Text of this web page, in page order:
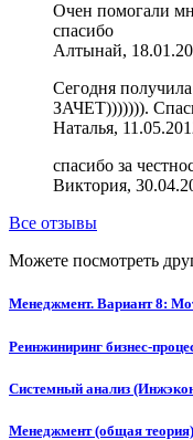
Очен помогали
спасибо
Алтынай,
Сегодня
ЗАЧЕТ))))))).
Наталья,
спасибо за
Виктория,
Все отзывы
Можете посмотреть
Менеджмент. Вариант 8:
Реинжиниринг бизнес-
Системный анализ
Менеджмент (общая